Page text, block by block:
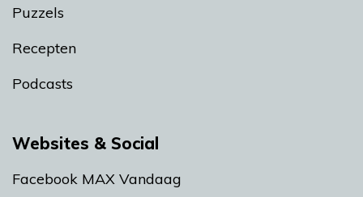
Puzzels
Recepten
Podcasts
Websites & Social
Facebook MAX Vandaag